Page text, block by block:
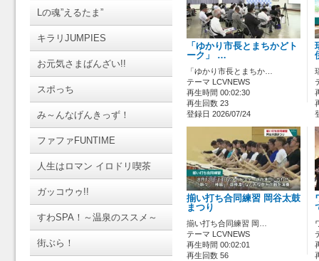
Lの魂”えるたま”
キラリJUMPIES
お元気さまばんざい!!
スポっち
み～んなげんきっず！
ファファFUNTIME
人生はロマン イロドリ喫茶
ガッコウゥ!!
すわSPA！～温泉のススメ～
街ぶら！
「ゆかり市長とまちかどト
ーク」 …
「ゆかり市長とまちか…
テーマ LCVNEWS
再生時間 00:02:30
再生回数 23
登録日 2026/07/24
揃い打ち合同練習 岡谷太鼓
まつり
揃い打ち合同練習 岡…
テーマ LCVNEWS
再生時間 00:02:01
再生回数 56